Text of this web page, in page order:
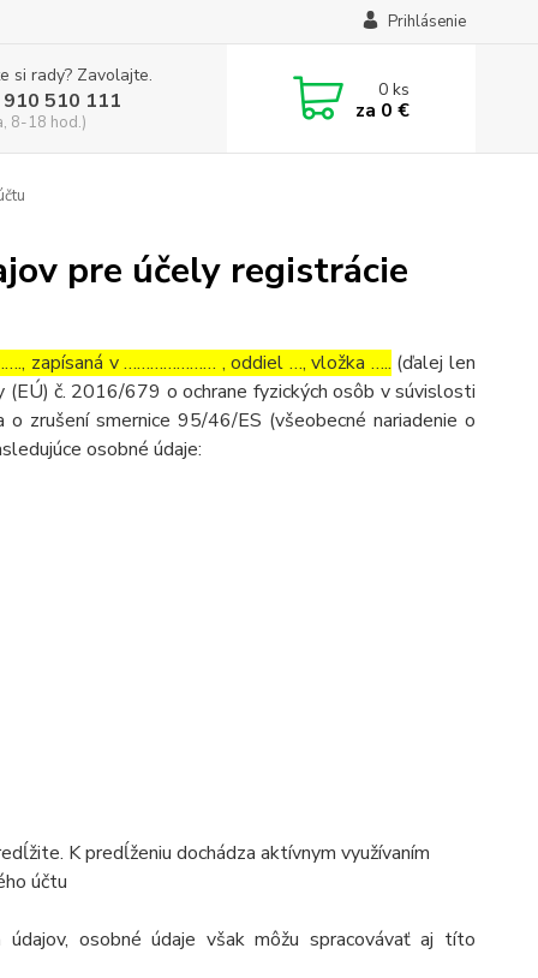
Prihlásenie
si rady? Zavolajte.
510 111
8-18 hod.)
0ks
za 0 €
pre účely registrácie
zapísaná v ………………… , oddiel …, vložka ….. (ďalej len
(EÚ) č. 2016/679 o ochrane fyzických osôb v súvislosti
zrušení smernice 95/46/ES (všeobecné nariadenie o
osobné údaje:
K predĺženiu dochádza aktívnym využívaním
účtu
údajov, osobné údaje však môžu spracovávať aj títo